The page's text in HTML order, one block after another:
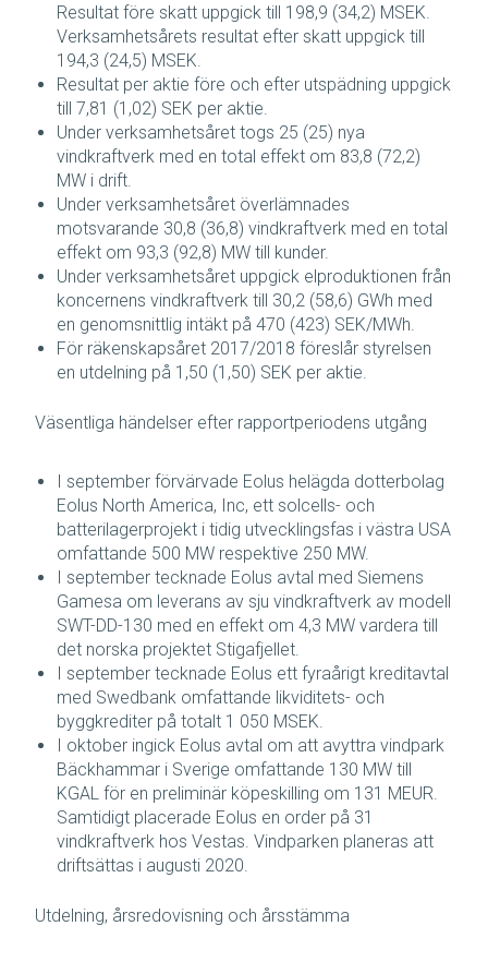
Resultat före skatt uppgick till 198,9 (34,2) MSEK.
Verksamhetsårets resultat efter skatt uppgick till
194,3 (24,5) MSEK.
Resultat per aktie före och efter utspädning uppgick
till 7,81 (1,02) SEK per aktie.
Under verksamhetsåret togs 25 (25) nya
vindkraftverk med en total effekt om 83,8 (72,2)
MW i drift.
Under verksamhetsåret överlämnades
motsvarande 30,8 (36,8) vindkraftverk med en total
effekt om 93,3 (92,8) MW till kunder.
Under verksamhetsåret uppgick elproduktionen från
koncernens vindkraftverk till 30,2 (58,6) GWh med
en genomsnittlig intäkt på 470 (423) SEK/MWh.
För räkenskapsåret 2017/2018 föreslår styrelsen
en utdelning på 1,50 (1,50) SEK per aktie.
Väsentliga händelser efter rapportperiodens utgång
I september förvärvade Eolus helägda dotterbolag
Eolus North America, Inc, ett solcells- och
batterilagerprojekt i tidig utvecklingsfas i västra USA
omfattande 500 MW respektive 250 MW.
I september tecknade Eolus avtal med Siemens
Gamesa om leverans av sju vindkraftverk av modell
SWT-DD-130 med en effekt om 4,3 MW vardera till
det norska projektet Stigafjellet.
I september tecknade Eolus ett fyraårigt kreditavtal
med Swedbank omfattande likviditets- och
byggkrediter på totalt 1 050 MSEK.
I oktober ingick Eolus avtal om att avyttra vindpark
Bäckhammar i Sverige omfattande 130 MW till
KGAL för en preliminär köpeskilling om 131 MEUR.
Samtidigt placerade Eolus en order på 31
vindkraftverk hos Vestas. Vindparken planeras att
driftsättas i augusti 2020.
Utdelning, årsredovisning och årsstämma